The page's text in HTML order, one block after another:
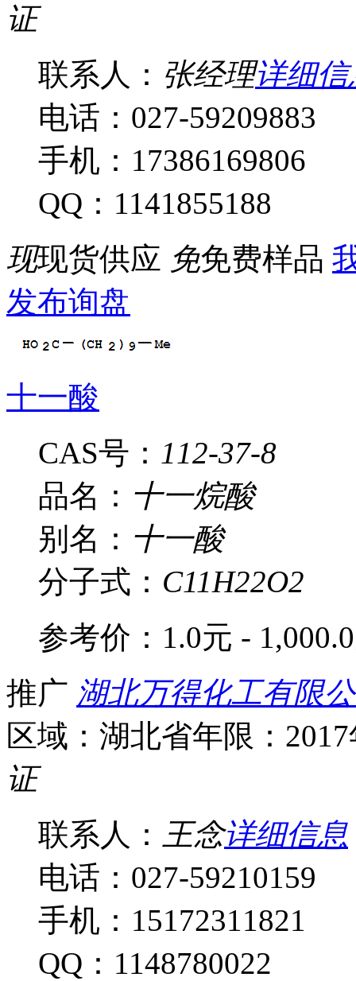
证
联系人： 张经理详细信
电话：027-59209883
手机：17386169806
QQ：1141855188
现现货供应 免免费样品
发布询盘
十一酸
CAS号： 112-37-8
品名： 十一烷酸
别名： 十一酸
分子式： C11H22O2
参考价： 1.0元 -
推广 湖北万得化工有限
区域：湖北省年限：
证
联系人： 王念详细信息
电话：027-59210159
手机：15172311821
QQ：1148780022